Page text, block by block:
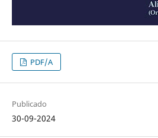
PDF/A
Publicado
30-09-2024